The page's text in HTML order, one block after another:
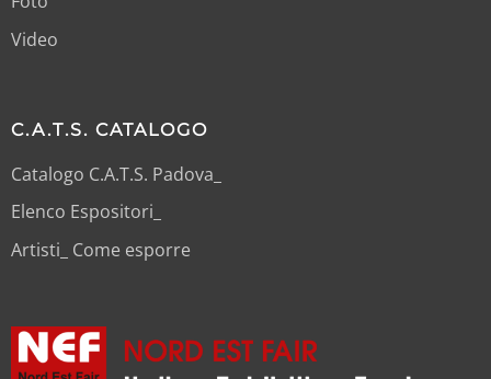
Video
C.A.T.S. CATALOGO
Catalogo C.A.T.S. Padova_
Elenco Espositori_
Artisti_ Come esporre